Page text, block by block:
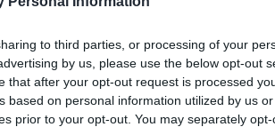
to third parties, or processing of your
by us, please use the below opt-out
that after your opt-out request is processed
based on personal information utilized by us
prior to your opt-out. You may separately
χώρα», δήλωσε στο CNN. Και
κρίση οδήγησε στην
της Γκόλντα Μέιλ, την πτώση
το δεύτερο πόλεμο με το